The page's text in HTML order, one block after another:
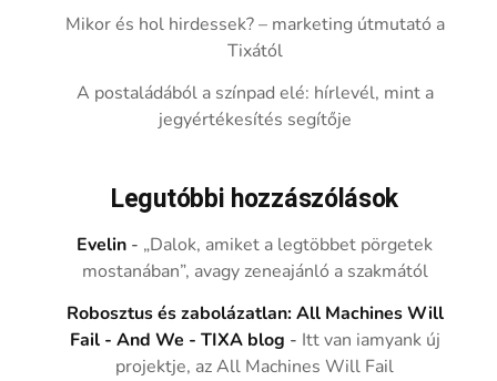
Mikor és hol hirdessek? – marketing útmutató a
Tixától
A postaládából a színpad elé: hírlevél, mint a
jegyértékesítés segítője
Legutóbbi hozzászólások
Evelin - „Dalok, amiket a legtöbbet pörgetek
mostanában”, avagy zeneajánló a szakmától
Robosztus és zabolázatlan: All Machines Will
Fail - And We - TIXA blog - Itt van iamyank új
projektje, az All Machines Will Fail